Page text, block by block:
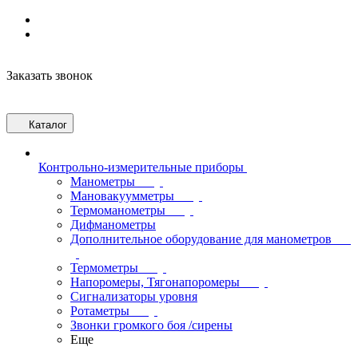
Заказать звонок
Каталог
Контрольно-измерительные приборы
Манометры
Мановакуумметры
Термоманометры
Дифманометры
Дополнительное оборудование для манометров
Термометры
Напоромеры, Тягонапоромеры
Сигнализаторы уровня
Ротаметры
Звонки громкого боя /сирены
Еще